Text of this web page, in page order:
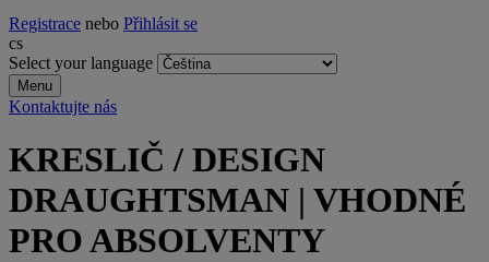
Registrace nebo Přihlásit se
cs
Select your language
Menu
Kontaktujte nás
KRESLIČ / DESIGN
DRAUGHTSMAN | VHODNÉ
PRO ABSOLVENTY